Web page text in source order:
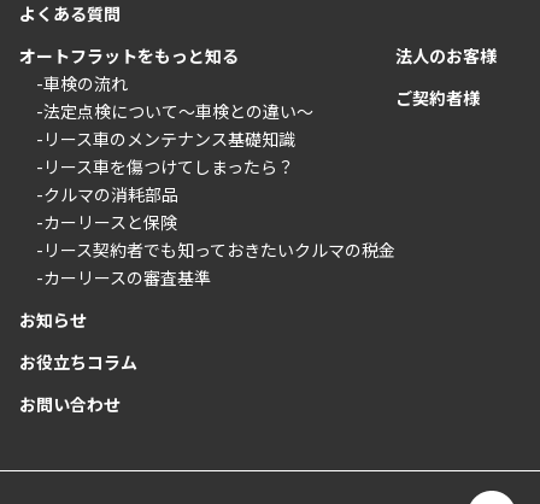
よくある質問
オートフラットをもっと知る
-車検の流れ
-法定点検について〜車検との違い〜
-リース車のメンテナンス基礎知識
-リース車を傷つけてしまったら？
-クルマの消耗部品
-カーリースと保険
-リース契約者でも知っておきたいクルマの税金
-カーリースの審査基準
お知らせ
お役立ちコラム
お問い合わせ
法人のお客様
ご契約者様